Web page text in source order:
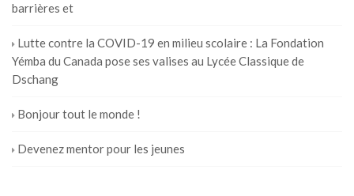
barrières et
Lutte contre la COVID-19 en milieu scolaire : La Fondation
Yémba du Canada pose ses valises au Lycée Classique de
Dschang
Bonjour tout le monde !
Devenez mentor pour les jeunes